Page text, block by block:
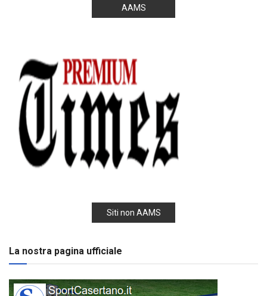
AAMS
Siti non AAMS
La nostra pagina ufficiale